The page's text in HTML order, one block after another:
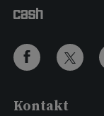
Kontakt